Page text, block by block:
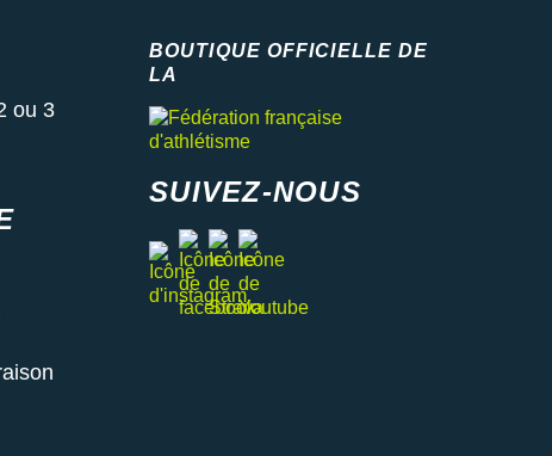
card
ou 3
relais ou retrait en magasin
BOUTIQUE OFFICIELLE DE
LA
SUIVEZ-NOUS
instagram
facebook
stravayoutube